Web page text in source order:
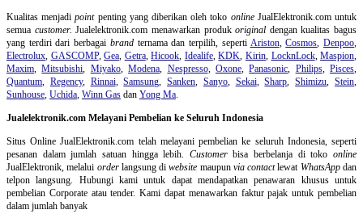
Kualitas menjadipointpenting yang diberikan oleh toko onlineJualElektronik.com untuk
semua customer. Jualelektronik.com menawarkan produkoriginal dengan kualitas bagus
yang terdiri dari berbagai brandternama dan terpilih, seperti Ariston,Cosmos,Denpoo,
Electrolux, GASCOMP,Gea, Getra,Hicook, Idealife,KDK, Kirin, LocknLock,Maspion,
Maxim,Mitsubishi, Miyako,Modena, Nespresso, Oxone,Panasonic, Philips, Pisces,
Quantum, Regency, Rinnai,Samsung,Sanken, Sanyo, Sekai,Sharp,Shimizu,Stein,
Sunhouse, Uchida, Winn Gas dan Yong Ma.
Jualelektronik.com Melayani Pembelian ke Seluruh Indonesia
Situs Online JualElektronik.com telah melayani pembelian ke seluruh Indonesia, seperti
pesanan dalam jumlah satuan hingga lebih. Customerbisa berbelanja di tokoonline
JualElektronik, melalui orderlangsung diwebsite maupun via contactlewat WhatsAppdan
telpon langsung. Hubungi kami untuk dapat mendapatkan penawaran khusus untuk
pembelian Corporate atau tender. Kami dapat menawarkan faktur pajak untuk pembelian
dalam jumlah banyak